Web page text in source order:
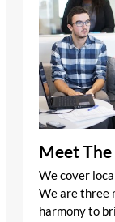
Meet The
We cover
We are three
harmony to